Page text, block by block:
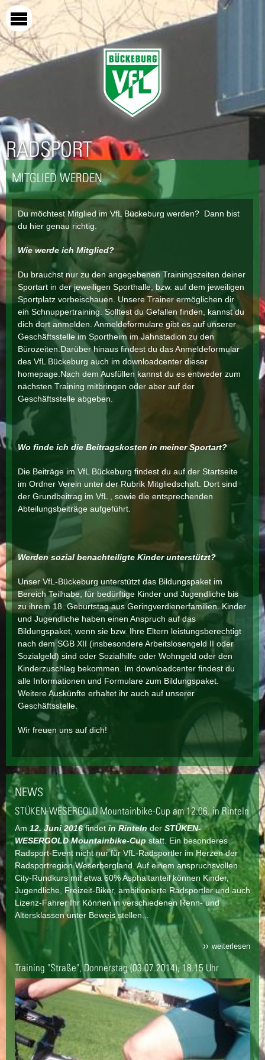
Direkt
zum
Inhalt
RADSPORT
MITGLIED WERDEN
Du möchtest Mitglied im VfL Bückeburg werden? Dann bist
du hier genau richtig.
Wie werde ich Mitglied?
Du brauchst nur zu den angegebenen Trainingszeiten deiner
Sportart in der jeweiligen Sporthalle, bzw. auf dem jeweiligen
Sportplatz vorbeischauen. Unsere Trainer ermöglichen dir
ein Schnuppertraining. Solltest du Gefallen finden, kannst du
dich dort anmelden. Anmeldeformulare gibt es auf unserer
Geschäftsstelle im Sportheim im Jahnstadion zu den
Bürozeiten.Darüber hinaus findest du das Anmeldeformular
des VfL Bückeburg auch im downloadcenter dieser
homepage.Nach dem Ausfüllen kannst du es entweder zum
nächsten Training mitbringen oder aber auf der
Geschäftsstelle abgeben.
Wo finde ich die Beitragskosten in meiner Sportart?
Die Beiträge im VfL Bückeburg findest du auf der Startseite
im Ordner Verein unter der Rubrik Mitgliedschaft. Dort sind
der Grundbeitrag im VfL , sowie die entsprechenden
Abteilungsbeiträge aufgeführt.
Werden sozial benachteiligte Kinder unterstützt?
Unser VfL-Bückeburg unterstützt das Bildungspaket im
Bereich Teilhabe, für bedürftige Kinder und Jugendliche bis
zu ihrem 18. Geburtstag aus Geringverdienerfamilien. Kinder
und Jugendliche haben einen Anspruch auf das
Bildungspaket, wenn sie bzw. Ihre Eltern leistungsberechtigt
nach dem SGB XII (insbesondere Arbeitslosengeld II oder
Sozialgeld) sind oder Sozialhilfe oder Wohngeld oder den
Kinderzuschlag bekommen. Im downloadcenter findest du
alle Informationen und Formulare zum Bildungspaket.
Weitere Auskünfte erhaltet ihr auch auf unserer
Geschäftsstelle.
Wir freuen uns auf dich!
NEWS
STÜKEN-WESERGOLD Mountainbike-Cup am 12.06. in Rinteln
Am 12. Juni 2016findet in Rinteln der STÜKEN-
WESERGOLD Mountainbike-Cup statt. Ein besonderes
Radsport-Event nicht nur für VfL-Radsportler im Herzen der
Radsportregion Weserbergland. Auf einem anspruchsvollen
City-Rundkurs mit etwa 60% Asphaltanteil können Kinder,
Jugendliche, Freizeit-Biker, ambitionierte Radsportler und auch
Lizenz-Fahrer Ihr Können in verschiedenen Renn- und
Altersklassen unter Beweis stellen...
weiterlesen
Training "Straße", Donnerstag (03.07.2014), 18.15 Uhr